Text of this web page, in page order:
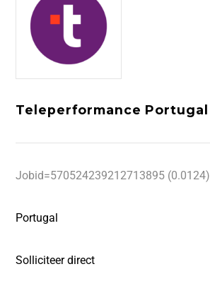
Teleperformance Portugal
Jobid=570524239212713895 (0.0124)
Portugal
Solliciteer direct